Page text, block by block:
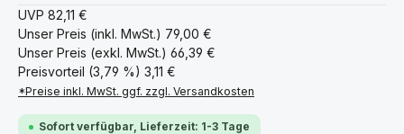
UVP 82,11 €
Unser Preis (inkl. MwSt.) 79,00 €
Unser Preis (exkl. MwSt.) 66,39 €
Preisvorteil (3,79 %) 3,11 €
*Preise inkl. MwSt. ggf. zzgl. Versandkosten
Sofort verfügbar, Lieferzeit: 1-3 Tage